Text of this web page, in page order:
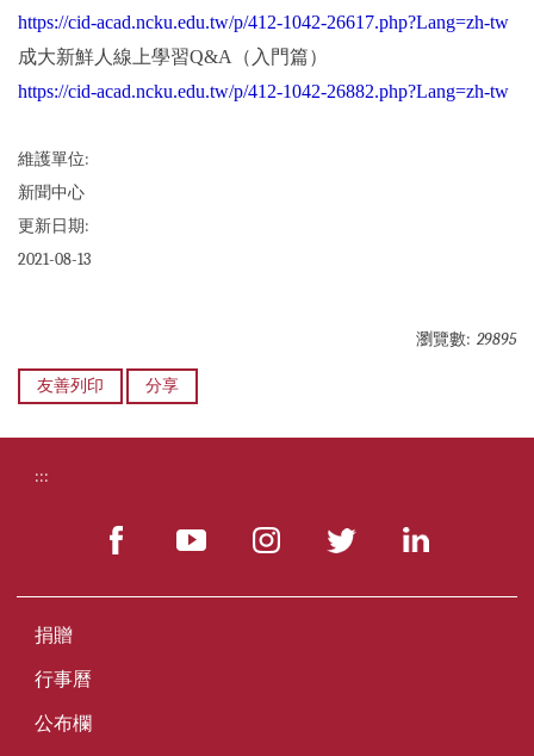
https://cid-acad.ncku.edu.tw/p/412-1042-26617.php?Lang=zh-tw
成大新鮮人線上學習Q&A（入門篇）
https://cid-acad.ncku.edu.tw/p/412-1042-26882.php?Lang=zh-tw
維護單位:
新聞中心
更新日期:
2021-08-13
瀏覽數: 29895
友善列印 分享
:::
捐贈
行事曆
公布欄